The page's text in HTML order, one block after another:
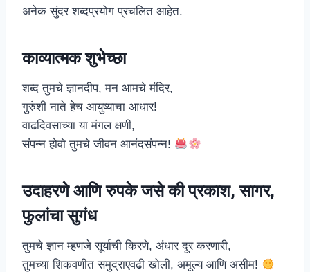
अनेक सुंदर शब्दप्रयोग प्रचलित आहेत.
काव्यात्मक शुभेच्छा
शब्द तुमचे ज्ञानदीप, मन आमचे मंदिर,
गुरुंशी नाते हेच आयुष्याचा आधार!
वाढदिवसाच्या या मंगल क्षणी,
संपन्न होवो तुमचे जीवन आनंदसंपन्न!
उदाहरणे आणि रुपके जसे की प्रकाश, सागर,
फुलांचा सुगंध
तुमचे ज्ञान म्हणजे सूर्याची किरणे, अंधार दूर करणारी,
तुमच्या शिकवणीत समुद्राएवढी खोली, अमूल्य आणि असीम!